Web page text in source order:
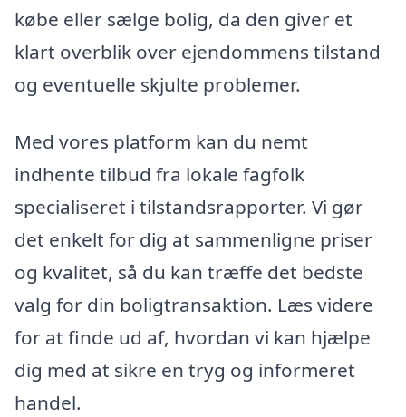
købe eller sælge bolig, da den giver et
klart overblik over ejendommens tilstand
og eventuelle skjulte problemer.
Med vores platform kan du nemt
indhente tilbud fra lokale fagfolk
specialiseret i tilstandsrapporter. Vi gør
det enkelt for dig at sammenligne priser
og kvalitet, så du kan træffe det bedste
valg for din boligtransaktion. Læs videre
for at finde ud af, hvordan vi kan hjælpe
dig med at sikre en tryg og informeret
handel.